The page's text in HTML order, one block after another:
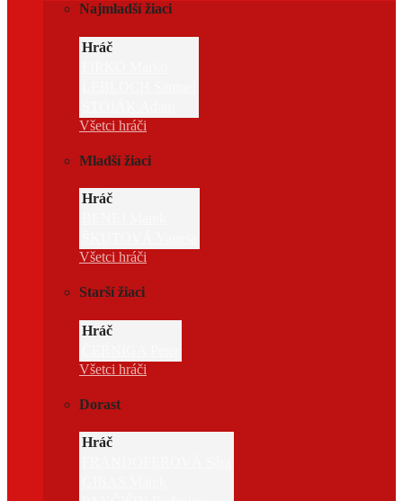
Najmladší žiaci
Hráč
Všetci hráči
Mladší žiaci
Hráč
Všetci hráči
Starší žiaci
Hráč
Všetci hráči
Dorast
Hráč